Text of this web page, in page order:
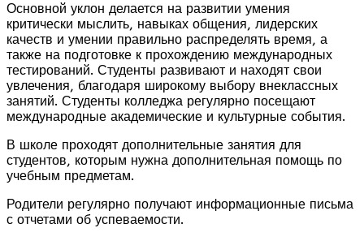
Основной уклон делается на развитии умения
критически мыслить, навыках общения, лидерских
качеств и умении правильно распределять время, а
также на подготовке к прохождению международных
тестирований. Студенты развивают и находят свои
увлечения, благодаря широкому выбору внеклассных
занятий. Студенты колледжа регулярно посещают
международные академические и культурные события.
В школе проходят дополнительные занятия для
студентов, которым нужна дополнительная помощь по
учебным предметам.
Родители регулярно получают информационные письма
с отчетами об успеваемости.